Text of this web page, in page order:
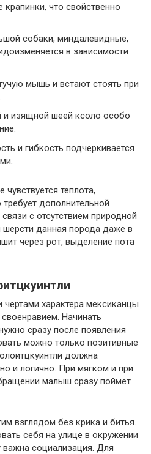
что свойственно
собаки, миндалевидные,
в зависимости
мышь и встают стоять при
и изящной шеей ксоло особо
и гибкость подчеркивается
теплота,
дополнительной
с отсутствием природной
шерсти данная порода даже в
через рот, выделение пота
характера мексиканцы
Начинать
сразу после появления
можно только позитивные
должна
и логично. При мягком и при
малыш сразу поймет
взглядом без крика и битья.
себя на улице в окружении
социализация. Для